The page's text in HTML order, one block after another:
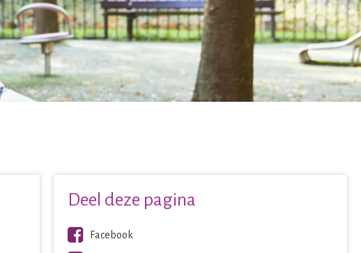
Deel deze pagina
Facebook